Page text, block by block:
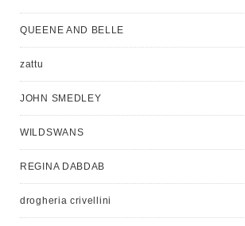
QUEENE AND BELLE
zattu
JOHN SMEDLEY
WILDSWANS
REGINA DABDAB
drogheria crivellini